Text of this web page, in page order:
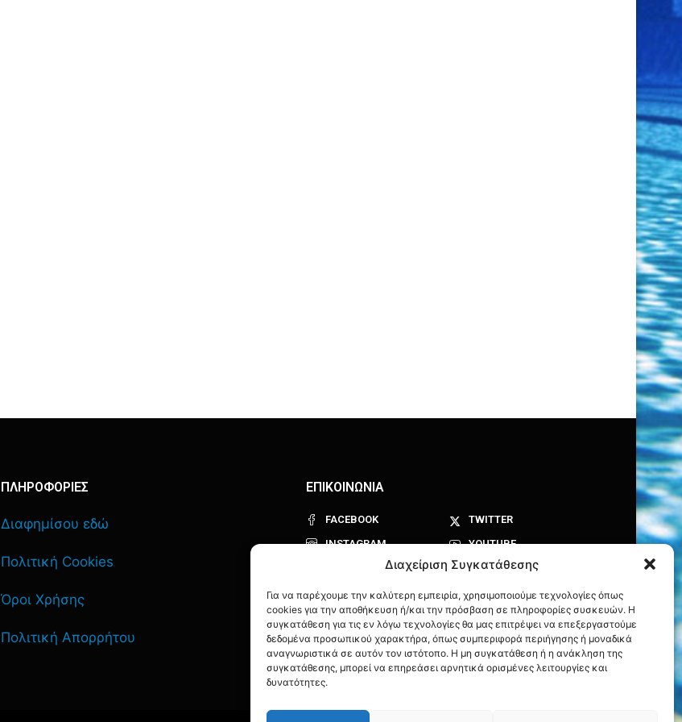
Διαχείριση Συγκατάθεσης
Για να παρέχουμε την καλύτερη εμπειρία, χρησιμοποιούμε τεχνολογίες όπως
cookies για την αποθήκευση ή/και την πρόσβαση σε πληροφορίες συσκευών. Η
συγκατάθεση για τις εν λόγω τεχνολογίες θα μας επιτρέψει να επεξεργαστούμε
δεδομένα προσωπικού χαρακτήρα, όπως συμπεριφορά περιήγησης ή μοναδικά
αναγνωριστικά σε αυτόν τον ιστότοπο. Η μη συγκατάθεση ή η ανάκληση της
συγκατάθεσης, μπορεί να επηρεάσει αρνητικά ορισμένες λειτουργίες και
δυνατότητες.
ΠΛΗΡΟΦΟΡΙΕΣ
Διαφημίσου εδώ
Πολιτική Cookies
Όροι Χρήσης
Πολιτική Απορρήτου
ΕΠΙΚΟΙΝΩΝΙΑ
FACEBOOK
TWITTER
INSTAGRAM
YOUTUBE